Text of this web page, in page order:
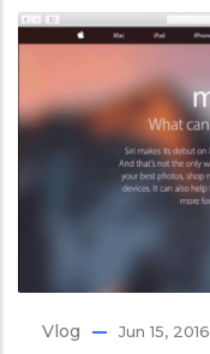
Vlog Jun 15, 2016